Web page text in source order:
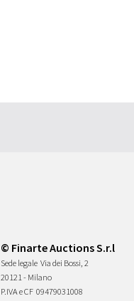
© Finarte Auctions S.r.l
Sede legale Via dei Bossi, 2
20121 - Milano
P.IVA e CF 09479031008